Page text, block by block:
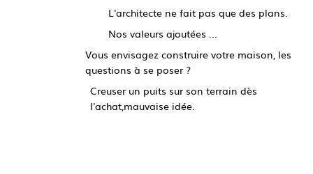
L'architecte ne fait pas que des plans.
Nos valeurs ajoutées ...
Vous envisagez construire votre maison, les
questions à se poser ?
Creuser un puits sur son terrain dès
l'achat,mauvaise idée.